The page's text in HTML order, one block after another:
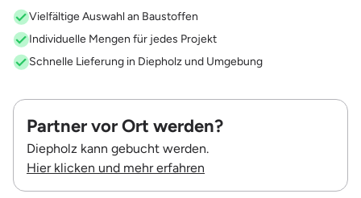
Vielfältige Auswahl an Baustoffen
Individuelle Mengen für jedes Projekt
Schnelle Lieferung in Diepholz und Umgebung
Partner vor Ort werden?
Diepholz kann gebucht werden.
Hier klicken und mehr erfahren